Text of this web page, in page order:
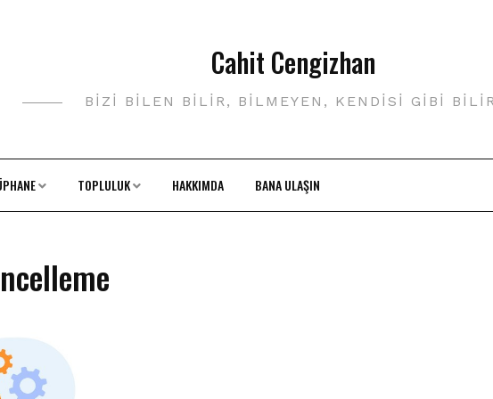
Cahit Cengizhan
BIZI BILEN BILIR, BILMEYEN, KENDISI GIBI
TOPLULUK HAKKIMDA BANA ULAŞIN